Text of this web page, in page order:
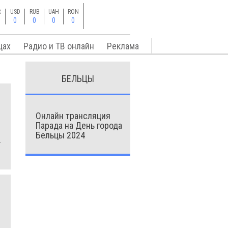
USD
0
RUB
0
UAH
0
RON
0
Радио и ТВ онлайн Реклама
БЕЛЬЦЫ
Онлайн трансляция
Парада на День города
Бельцы 2024